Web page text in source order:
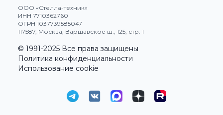
ООО «Стелла-техник»
ИНН 7710362760
ОГРН 1037739585047
117587, Москва, Варшавское ш., 125, стр. 1
© 1991-2025 Все права защищены
Политика конфиденциальности
Использование cookie